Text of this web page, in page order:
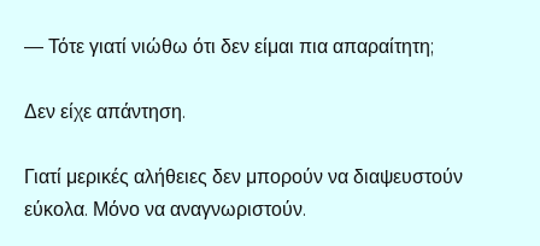
— Τότε γιατί νιώθω ότι δεν είμαι πια απαραίτητη;
Δεν είχε απάντηση.
Γιατί μερικές αλήθειες δεν μπορούν να διαψευστούν
εύκολα. Μόνο να αναγνωριστούν.